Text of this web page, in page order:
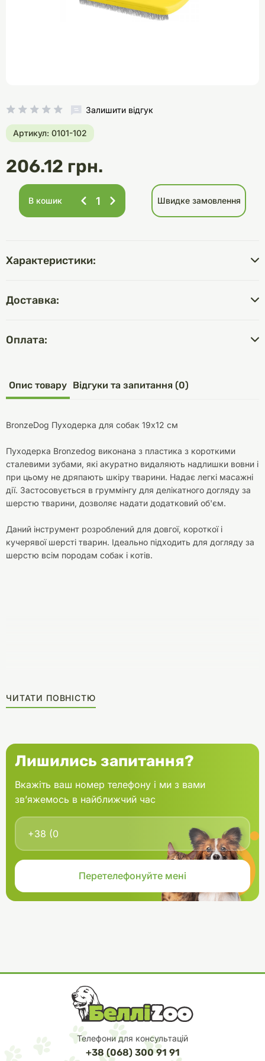
Залишити відгук
Артикул: 0101-102
206.12 грн.
В кошик Швидке замовлення
Характеристики:
Доставка:
Оплата:
Опис товару Відгуки та запитання (0)
BronzeDog Пуходерка для собак 19х12 см
Пуходерка Bronzedog виконана з пластика з короткими
сталевими зубами, які акуратно видаляють надлишки вовни і
при цьому не дряпають шкіру тварини. Надає легкі масажні
дії. Застосовується в груммінгу для делікатного догляду за
шерстю тварини, дозволяє надати додатковий об'єм.
Даний інструмент розроблений для довгої, короткої і
кучерявої шерсті тварин. Ідеально підходить для догляду за
шерстю всім породам собак і котів.
ЧИТАТИ ПОВНІСТЮ
Лишились запитання?
Вкажіть ваш номер телефону і ми з вами
зв’яжемось в найближчий час
Телефони для консультацій
+38 (068) 300 91 91